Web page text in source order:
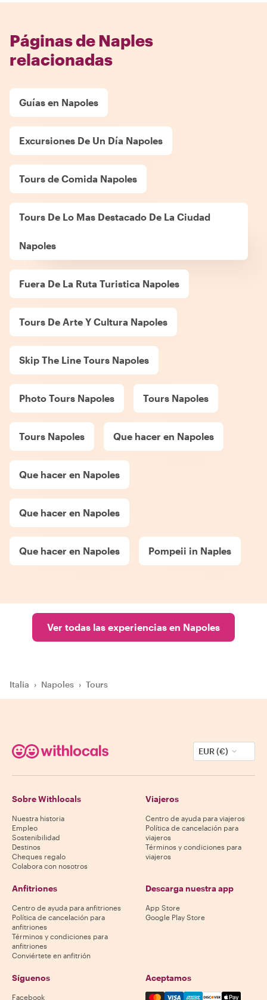
Páginas de Naples
relacionadas
Guías en Napoles
Excursiones De Un Día Napoles
Tours de Comida Napoles
Tours De Lo Mas Destacado De La Ciudad
Napoles
Fuera De La Ruta Turistica Napoles
Tours De Arte Y Cultura Napoles
Skip The Line Tours Napoles
Photo Tours Napoles Tours Napoles
Tours Napoles Que hacer en Napoles
Que hacer en Napoles
Que hacer en Napoles
Que hacer en Napoles Pompeii in Naples
Ver todas las experiencias en Napoles
Italia › Napoles › Tours
EUR (€)
Sobre Withlocals
Nuestra historia
Empleo
Sostenibilidad
Destinos
Cheques regalo
Colabora con nosotros
Viajeros
Centro de ayuda para viajeros
Política de cancelación para
viajeros
Términos y condiciones para
viajeros
Anfitriones
Centro de ayuda para anfitriones
Política de cancelación para
anfitriones
Términos y condiciones para
anfitriones
Conviértete en anfitrión
Descarga nuestra app
App Store
Google Play Store
Síguenos
Facebook
Aceptamos
Mastercard, Visa, Amex,